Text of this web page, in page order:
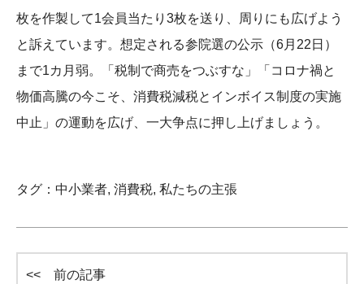
枚を作製して1会員当たり3枚を送り、周りにも広げよう
と訴えています。想定される参院選の公示（6月22日）
まで1カ月弱。「税制で商売をつぶすな」「コロナ禍と
物価高騰の今こそ、消費税減税とインボイス制度の実施
中止」の運動を広げ、一大争点に押し上げましょう。
タグ： 中小業者, 消費税, 私たちの主張
<< 前の記事